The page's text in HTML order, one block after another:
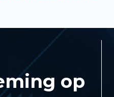
op